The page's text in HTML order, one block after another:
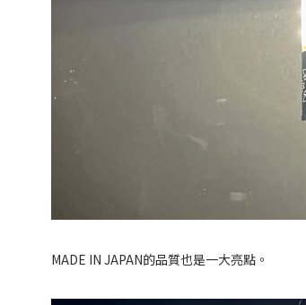
MADE IN JAPAN的品質也是一大亮點。